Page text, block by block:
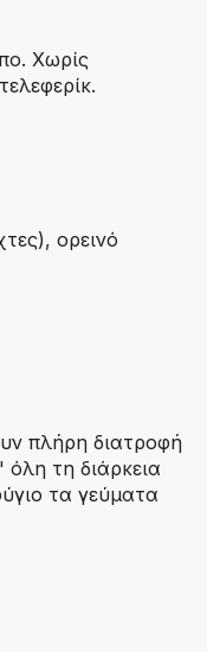
Χωρίς
ορεινό
πλήρη διατροφή
τη διάρκεια
τα γεύματα